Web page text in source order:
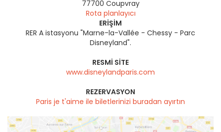
77700 Coupvray
Rota planlayıcı
ERIŞIM
RER A istasyonu "Marne-la-Vallée - Chessy - Parc
Disneyland".
RESMI SITE
www.disneylandparis.com
REZERVASYON
Paris je t'aime ile biletlerinizi buradan ayırtın